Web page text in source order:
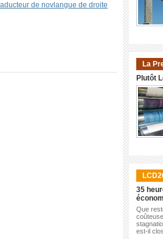
de novlangue de droite
La
Plutôt
35
Que
est-il